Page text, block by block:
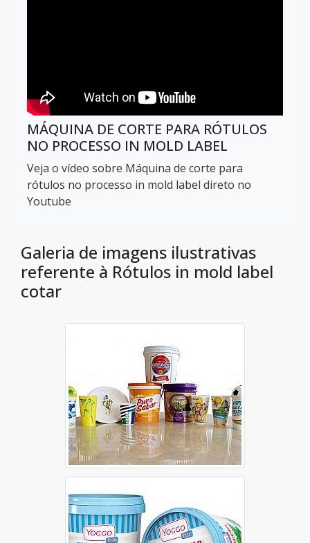
MÁQUINA DE CORTE PARA RÓTULOS
NO PROCESSO IN MOLD LABEL
Veja o vídeo sobre Máquina de corte para
rótulos no processo in mold label direto no
Youtube
Galeria de imagens ilustrativas
referente à Rótulos in mold label
cotar